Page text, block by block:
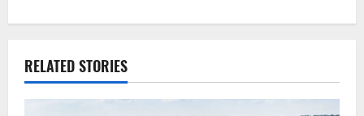
a
RELATED STORIES